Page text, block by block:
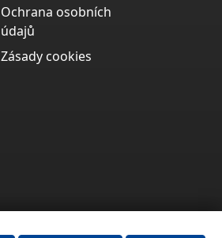
Ochrana osobních
údajů
Zásady cookies